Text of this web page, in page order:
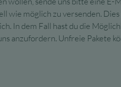
wie möglich zu versenden.
In dem Fall hast du die
anzufordern. Unfreie Pakete